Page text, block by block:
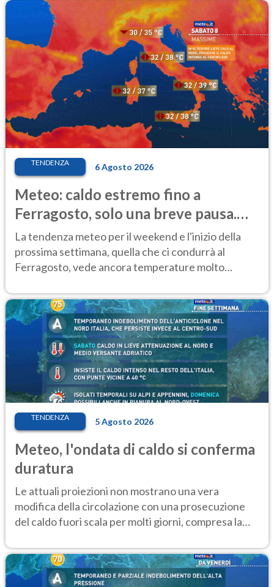
TENDENZA 6 Agosto 2026
Meteo: caldo estremo fino a
Ferragosto, solo una breve pausa.
Ecco dove
La tendenza meteo per il weekend e l'inizio della
prossima settimana, quella che ci condurrà al
Ferragosto, vede ancora temperature molto
TENDENZA 5 Agosto 2026
Meteo, l'ondata di caldo si conferma
duratura
Le attuali proiezioni non mostrano una vera
modifica della circolazione con una prosecuzione
del caldo fuori scala per molti giorni, compresa la